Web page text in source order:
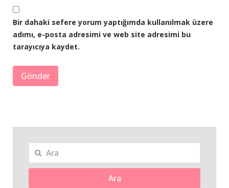
Bir dahaki sefere yorum yaptığımda kullanılmak üzere
adımı, e-posta adresimi ve web site adresimi bu
tarayıcıya kaydet.
Ara